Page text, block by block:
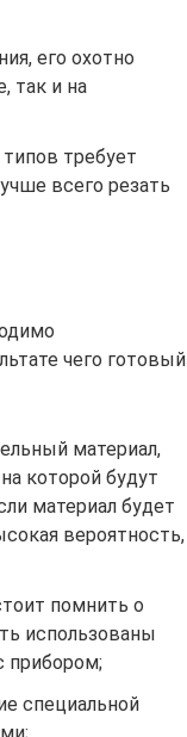
его охотно
так и на
требует
всего резать
чего готовый
материал,
которой будут
материал будет
вероятность,
помнить о
использованы
прибором;
специальной